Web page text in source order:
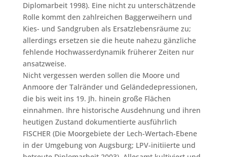
Diplomarbeit 1998). Eine nicht zu unterschätzende
Rolle kommt den zahlreichen Baggerweihern und
Kies- und Sandgruben als Ersatzlebensräume zu;
allerdings ersetzen sie die heute nahezu gänzliche
fehlende Hochwasserdynamik früherer Zeiten nur
ansatzweise.
Nicht vergessen werden sollen die Moore und
Anmoore der Talränder und Geländedepressionen,
die bis weit ins 19. Jh. hinein große Flächen
einnahmen. Ihre historische Ausdehnung und ihren
heutigen Zustand dokumentierte ausführlich
FISCHER (Die Moorgebiete der Lech-Wertach-Ebene
in der Umgebung von Augsburg; LPV-initiierte und